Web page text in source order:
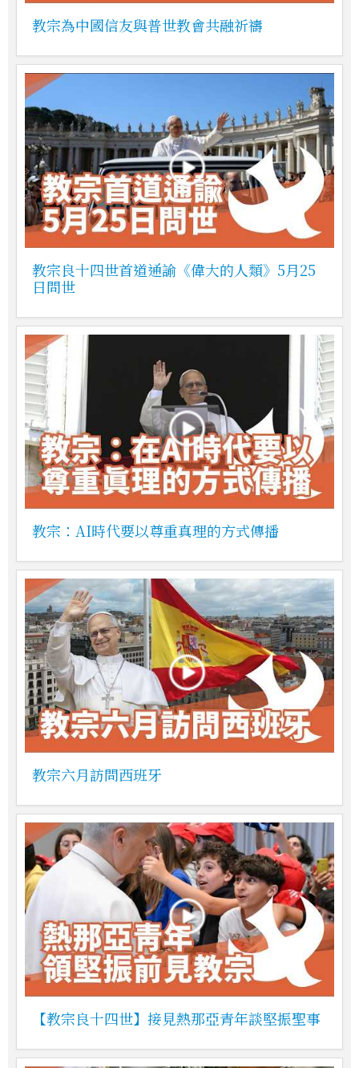
教宗為中國信友與普世教會共融祈禱
教宗良十四世首道通諭《偉大的人類》5月25
日問世
教宗：AI時代要以尊重真理的方式傳播
教宗六月訪問西班牙
【教宗良十四世】接見熱那亞青年談堅振聖事